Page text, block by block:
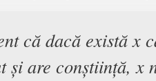
că dacă există x
și are conștiință, x